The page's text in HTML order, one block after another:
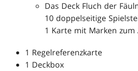
Das Deck Fluch der
10 doppelseitige
1 Karte mit Marken zum
1 Regelreferenzkarte
1 Deckbox